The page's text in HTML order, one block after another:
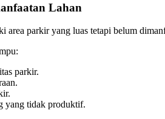
Lahan
parkir yang luas tetapi belum
parkir.
yang tidak produktif.